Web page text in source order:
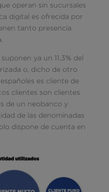
operan sin sucursales
digital es ofrecida por
tanto presencia
ya un 11,3% del
o, dicho de otro
es cliente de
clientes son clientes
de un neobanco y
de las denominadas
dispone de cuenta en